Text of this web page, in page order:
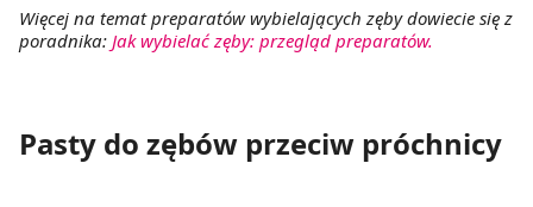
Więcej na temat preparatów wybielających zęby dowiecie się z
poradnika: Jak wybielać zęby: przegląd preparatów.
Pasty do zębów przeciw próchnicy